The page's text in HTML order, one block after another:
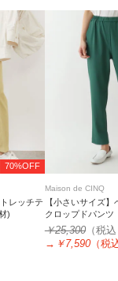
70%OFF
レッチテ
)
Maison de CINQ
【小さいサイズ
クロップドパンツ
￥25,300（税
→ ￥7,590（税